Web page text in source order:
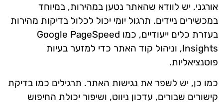
אורגני. יש לוודא שהאתר נטען במהירות, במיוחד
במכשירים ניידים. תרגול יומי יכול לכלול בדיקות מהירות
בעזרת כלים ייעודיים, כמו Google PageSpeed
Insights, וניהול קוד האתר כדי למזער בעיות
פוטנציאליות.
כמו כן, יש לשפר את נגישות האתר. תרגילים כמו בדיקת
קישורים שבורים, עדכון ניווט, ושיפור יכולת החיפוש